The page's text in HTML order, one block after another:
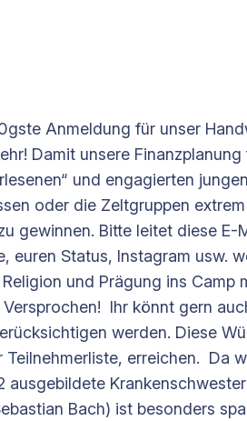
Anmeldung für unser
Damit unsere
und engagierten
oder die Zeltgruppen
gewinnen. Bitte leitet diese
euren Status, Instagram usw.
und Prägung ins
Ihr könnt gern
werden. Diese
erreichen. Da
Bach) ist besonders